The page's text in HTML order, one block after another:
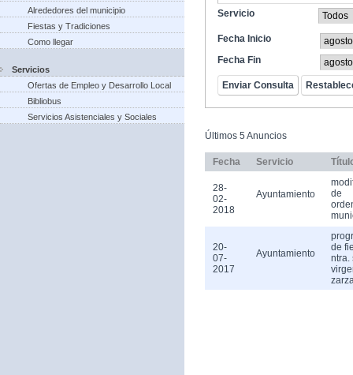
Alrededores del municipio
Fiestas y Tradiciones
Como llegar
Servicios
Ofertas de Empleo y Desarrollo Local
Bibliobus
Servicios Asistenciales y Sociales
Servicio
Fecha Inicio
Fecha Fin
Últimos 5 Anuncios
Fecha Servicio
28-
02-
2018
Ayuntamiento
de
20-
07-
2017
Ayuntamiento
de
ntra.